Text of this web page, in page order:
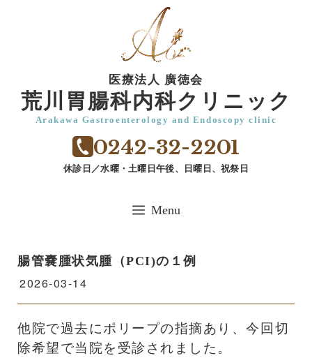
医療法人 廣徳会
荒川胃腸科内科クリニック
Arakawa Gastroenterology and Endoscopy clinic
0242-32-2201
休診日／水曜・土曜日午後、日曜日、祝祭日
Menu
腸管嚢腫状気腫（PCI)の１例
2026-03-14
他院で過去にポリープの指摘あり、今回切
除希望で当院を受診されました。